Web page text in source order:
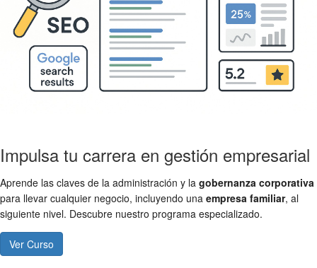
Impulsa tu carrera en gestión empresarial
Aprende las claves de la administración y la gobernanza corporativa
para llevar cualquier negocio, incluyendo una empresa familiar, al
siguiente nivel. Descubre nuestro programa especializado.
Ver Curso